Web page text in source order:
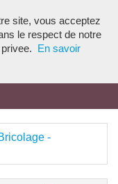
-
site, vous acceptez
le respect de notre
En savoir